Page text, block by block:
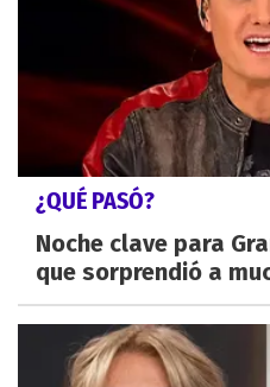
¿QUÉ PASÓ?
Noche clave para
que sorprendió a